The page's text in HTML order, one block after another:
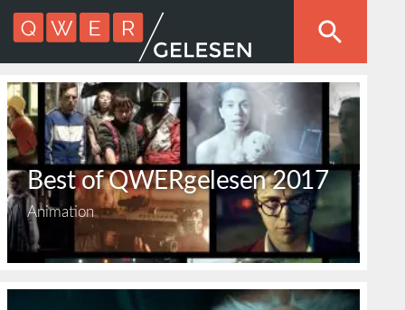
Best of QWERgelesen 2017
Animation